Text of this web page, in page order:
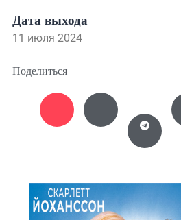
Дата выхода
11 июля 2024
Поделиться